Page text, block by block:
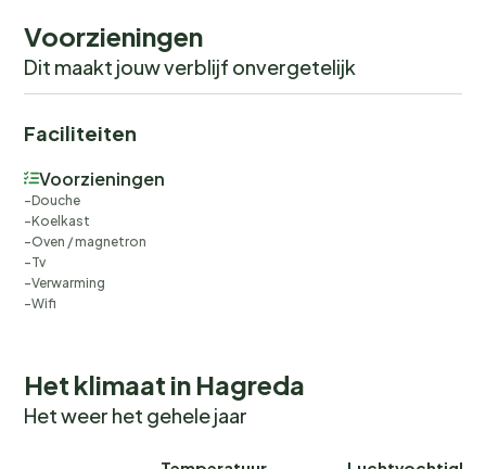
Voorzieningen
Dit maakt jouw verblijf onvergetelijk
Faciliteiten
Voorzieningen
Douche
Koelkast
Oven / magnetron
Tv
Verwarming
Wifi
Het klimaat in Hagreda
Het weer het gehele jaar